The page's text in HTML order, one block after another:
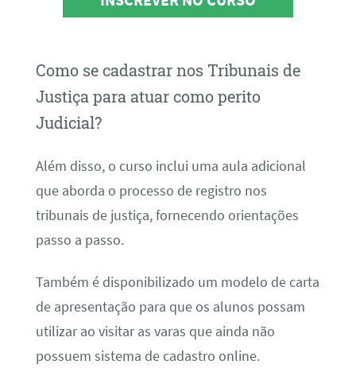
Como se cadastrar nos Tribunais de
Justiça para atuar como perito
Judicial?
Além disso, o curso inclui uma aula adicional
que aborda o processo de registro nos
tribunais de justiça, fornecendo orientações
passo a passo.
Também é disponibilizado um modelo de carta
de apresentação para que os alunos possam
utilizar ao visitar as varas que ainda não
possuem sistema de cadastro online.